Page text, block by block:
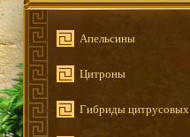
Апельсины
Цитроны
Гибриды цитрусовых